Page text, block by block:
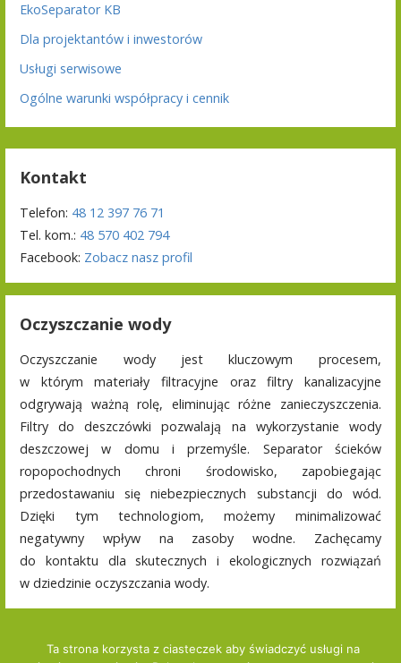
EkoSeparator KB
Dla projektantów i inwestorów
Usługi serwisowe
Ogólne warunki współpracy i cennik
Kontakt
Telefon: 48 12 397 76 71
Tel. kom.: 48 570 402 794
Facebook: Zobacz nasz profil
Oczyszczanie wody
Oczyszczanie wody jest kluczowym procesem,
w którym materiały filtracyjne oraz filtry kanalizacyjne
odgrywają ważną rolę, eliminując różne zanieczyszczenia.
Filtry do deszczówki pozwalają na wykorzystanie wody
deszczowej w domu i przemyśle. Separator ścieków
ropopochodnych chroni środowisko, zapobiegając
przedostawaniu się niebezpiecznych substancji do wód.
Dzięki tym technologiom, możemy minimalizować
negatywny wpływ na zasoby wodne. Zachęcamy
do kontaktu dla skutecznych i ekologicznych rozwiązań
w dziedzinie oczyszczania wody.
Ta strona korzysta z ciasteczek aby świadczyć usługi na